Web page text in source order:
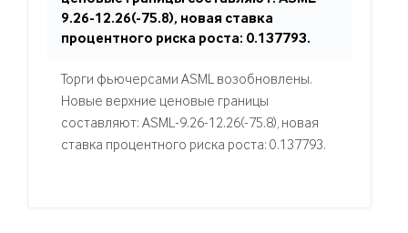
9.26-12.26(-75.8), новая ставка
процентного риска роста: 0.137793.
Торги фьючерсами ASML возобновлены.
Новые верхние ценовые границы
составляют: ASML-9.26-12.26(-75.8), новая
ставка процентного риска роста: 0.137793.